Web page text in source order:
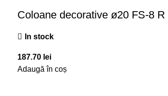
Coloane decorative ø20 FS-8 R
In stock
187.70 lei
Adaugă în coș